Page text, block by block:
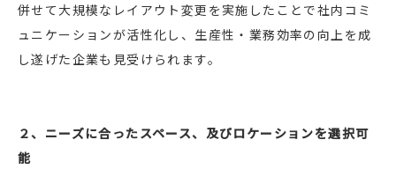
併せて大規模なレイアウト変更を実施したことで社内コミ
ュニケーションが活性化し、生産性・業務効率の向上を成
し遂げた企業も見受けられます。
２、ニーズに合ったスペース、及びロケーションを選択可
能